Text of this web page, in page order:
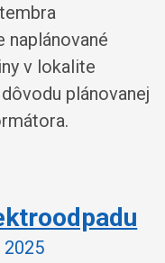
naplánované
v lokalite
plánovanej
2025